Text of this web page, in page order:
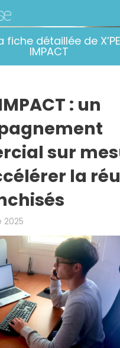
fiche détaillée de
IMPACT
: un
sur
la
2025